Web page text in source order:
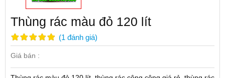
Thùng rác màu đỏ 120 lít
(1 đánh giá)
Giá bán :